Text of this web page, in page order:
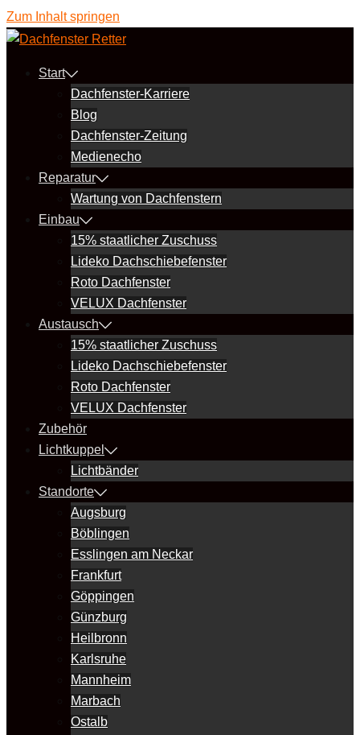
Zum Inhalt springen
Start
Dachfenster-Karriere
Blog
Dachfenster-Zeitung
Medienecho
Reparatur
Wartung von Dachfenstern
Einbau
15% staatlicher Zuschuss
Lideko Dachschiebefenster
Roto Dachfenster
VELUX Dachfenster
Austausch
15% staatlicher Zuschuss
Lideko Dachschiebefenster
Roto Dachfenster
VELUX Dachfenster
Zubehör
Lichtkuppel
Lichtbänder
Standorte
Augsburg
Böblingen
Esslingen am Neckar
Frankfurt
Göppingen
Günzburg
Heilbronn
Karlsruhe
Mannheim
Marbach
Ostalb